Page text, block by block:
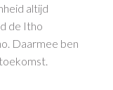
altijd
de Itho
Daarmee ben